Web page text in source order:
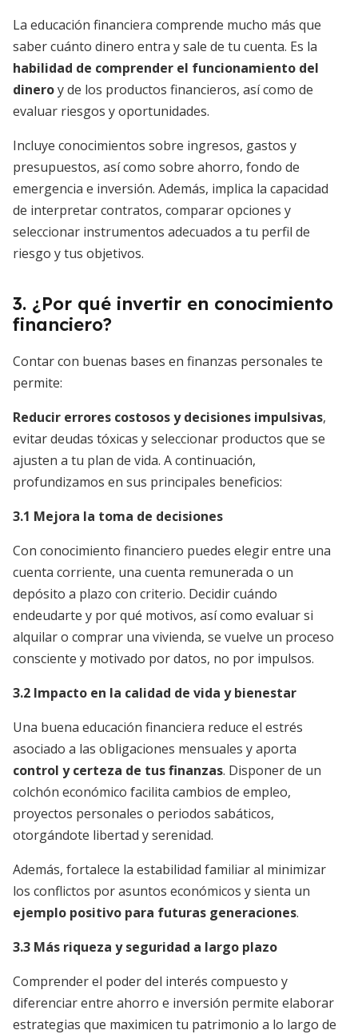
La educación financiera comprende mucho más que
saber cuánto dinero entra y sale de tu cuenta. Es la
habilidad de comprender el funcionamiento del
dineroy de los productos financieros, así como de
evaluar riesgos y oportunidades.
Incluye conocimientos sobre ingresos, gastos y
presupuestos, así como sobre ahorro, fondo de
emergencia e inversión. Además, implica la capacidad
de interpretar contratos, comparar opciones y
seleccionar instrumentos adecuados a tu perfil de
riesgo y tus objetivos.
3. ¿Por qué invertir en conocimiento
financiero?
Contar con buenas bases en finanzas personales te
permite:
Reducir errores costosos y decisiones impulsivas,
evitar deudas tóxicas y seleccionar productos que se
ajusten a tu plan de vida. A continuación,
profundizamos en sus principales beneficios:
3.1 Mejora la toma de decisiones
Con conocimiento financiero puedes elegir entre una
cuenta corriente, una cuenta remunerada o un
depósito a plazo con criterio. Decidir cuándo
endeudarte y por qué motivos, así como evaluar si
alquilar o comprar una vivienda, se vuelve un proceso
consciente y motivado por datos, no por impulsos.
3.2 Impacto en la calidad de vida y bienestar
Una buena educación financiera reduce el estrés
asociado a las obligaciones mensuales y aporta
control y certeza de tus finanzas. Disponer de un
colchón económico facilita cambios de empleo,
proyectos personales o periodos sabáticos,
otorgándote libertad y serenidad.
Además, fortalece la estabilidad familiar al minimizar
los conflictos por asuntos económicos y sienta un
ejemplo positivo para futuras generaciones.
3.3 Más riqueza y seguridad a largo plazo
Comprender el poder del interés compuesto y
diferenciar entre ahorro e inversión permite elaborar
estrategias que maximicen tu patrimonio a lo largo de